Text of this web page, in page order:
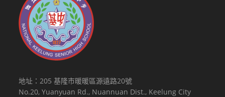
地址：205 基隆市暖暖區源遠路20號
No.20, Yuanyuan Rd., Nuannuan Dist., Keelung City